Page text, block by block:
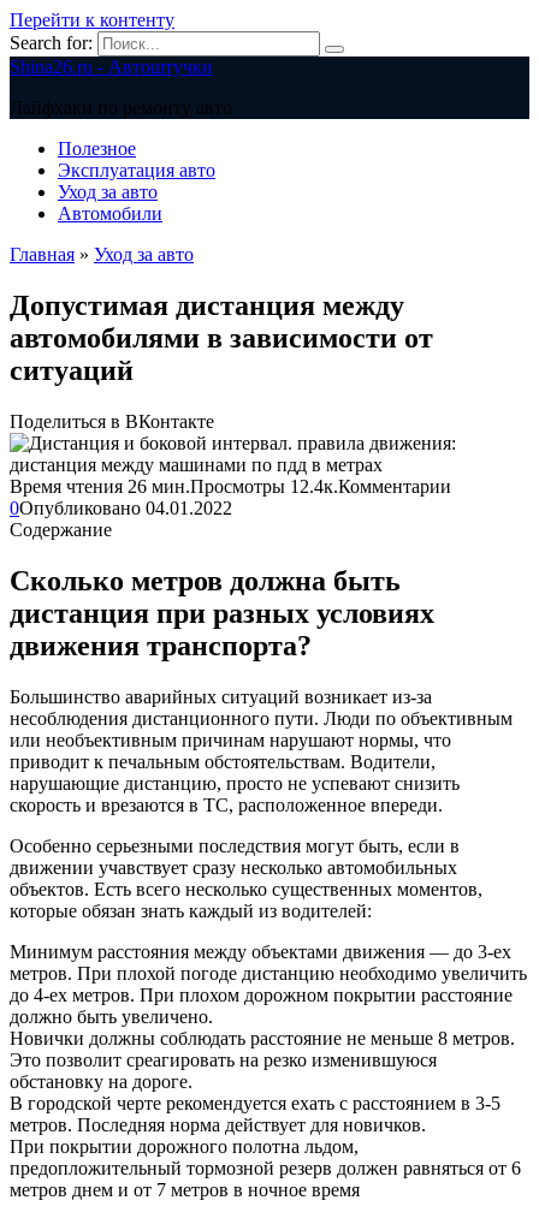
Перейти к контенту
Search for:
Shina26.ru - Автоштучки
Лайфхаки по ремонту авто
Полезное
Эксплуатация авто
Уход за авто
Автомобили
Главная » Уход за авто
Допустимая дистанция между
автомобилями в зависимости от
ситуаций
Поделиться в ВКонтакте
Время чтения 26 мин.Просмотры 12.4к.Комментарии
0Опубликовано 04.01.2022
Содержание
Сколько метров должна быть
дистанция при разных условиях
движения транспорта?
Большинство аварийных ситуаций возникает из-за
несоблюдения дистанционного пути. Люди по объективным
или необъективным причинам нарушают нормы, что
приводит к печальным обстоятельствам. Водители,
нарушающие дистанцию, просто не успевают снизить
скорость и врезаются в ТС, расположенное впереди.
Особенно серьезными последствия могут быть, если в
движении учавствует сразу несколько автомобильных
объектов. Есть всего несколько существенных моментов,
которые обязан знать каждый из водителей:
Минимум расстояния между объектами движения — до 3-ех
метров. При плохой погоде дистанцию необходимо увеличить
до 4-ех метров. При плохом дорожном покрытии расстояние
должно быть увеличено.
Новички должны соблюдать расстояние не меньше 8 метров.
Это позволит среагировать на резко изменившуюся
обстановку на дороге.
В городской черте рекомендуется ехать с расстоянием в 3-5
метров. Последняя норма действует для новичков.
При покрытии дорожного полотна льдом,
предопложительный тормозной резерв должен равняться от 6
метров днем и от 7 метров в ночное время